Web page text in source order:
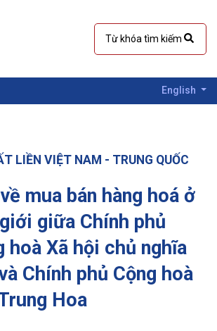
English
LIỀN VIỆT NAM - TRUNG QUỐC
mua bán hàng hoá ở
giữa Chính phủ
hoà Xã hội chủ nghĩa
Chính phủ Cộng hoà
Hoa